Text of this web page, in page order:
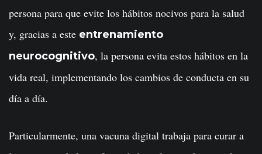
persona para que evite los hábitos nocivos para la salud
y, gracias a este entrenamiento
neurocognitivo, la persona evita estos hábitos en la
vida real, implementando los cambios de conducta en su
día a día.
Particularmente, una vacuna digital trabaja para curar a